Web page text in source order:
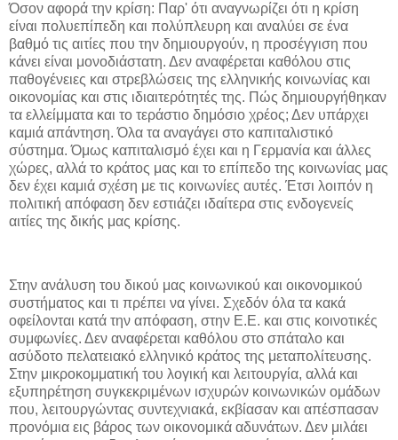
Όσον αφορά την κρίση: Παρ' ότι αναγνωρίζει ότι η κρίση
είναι πολυεπίπεδη και πολύπλευρη και αναλύει σε ένα
βαθμό τις αιτίες που την δημιουργούν, η προσέγγιση που
κάνει είναι μονοδιάστατη. Δεν αναφέρεται καθόλου στις
παθογένειες και στρεβλώσεις της ελληνικής κοινωνίας και
οικονομίας και στις ιδιαιτερότητές της. Πώς δημιουργήθηκαν
τα ελλείμματα και το τεράστιο δημόσιο χρέος; Δεν υπάρχει
καμιά απάντηση. Όλα τα αναγάγει στο καπιταλιστικό
σύστημα. Όμως καπιταλισμό έχει και η Γερμανία και άλλες
χώρες, αλλά το κράτος μας και το επίπεδο της κοινωνίας μας
δεν έχει καμιά σχέση με τις κοινωνίες αυτές. Έτσι λοιπόν η
πολιτική απόφαση δεν εστιάζει ιδαίτερα στις ενδογενείς
αιτίες της δικής μας κρίσης.
Στην ανάλυση του δικού μας κοινωνικού και οικονομικού
συστήματος και τι πρέπει να γίνει. Σχεδόν όλα τα κακά
οφείλονται κατά την απόφαση, στην Ε.Ε. και στις κοινοτικές
συμφωνίες. Δεν αναφέρεται καθόλου στο σπάταλο και
ασύδοτο πελατειακό ελληνικό κράτος της μεταπολίτευσης.
Στην μικροκομματική του λογική και λειτουργία, αλλά και
εξυπηρέτηση συγκεκριμένων ισχυρών κοινωνικών ομάδων
που, λειτουργώντας συντεχνιακά, εκβίασαν και απέσπασαν
προνόμια εις βάρος των οικονομικά αδυνάτων. Δεν μιλάει